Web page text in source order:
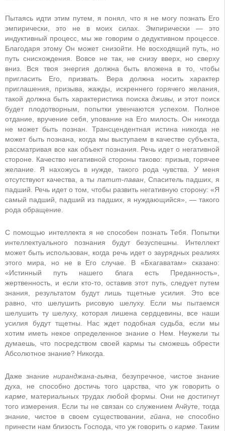
Пытаясь идти этим путем, я понял, что я не могу познать Его
эмпирически, это не в моих силах. Эмпирически — это
индуктивный процесс, мы же говорим о дедуктивном процессе.
Благодаря этому Он может снизойти. Не восходящий путь, но
путь снисхождения. Вовсе не так, не снизу вверх, но сверху
вниз. Вся твоя энергия должна быть вложена в то, чтобы
пригласить Его, призвать. Вера должна носить характер
приглашения, призыва, жажды, искреннего горячего желания,
такой должна быть характеристика поискадживы,
и этот поиск
будет плодотворным, попытки увенчаются успехом. Полное
отдание, вручение себя, упование на Его милость. Он никогда
не может быть познан. Трансцендентная истина никогда не
может быть познана, когда мы выступаем в качестве субъекта,
рассматривая все как объект познания. Речь идет о негативной
стороне. Качество негативной стороны таково: призыв, горячее
желание. Я нахожусь в нужде, такого рода чувства. У меня
отсутствуют качества, а ты патит-паван, Спаситель падших, я
падший. Речь идет о том, чтобы развить негативную сторону: «Я
самый падший, падший из падших, я нуждающийся», — такого
рода обращение.
С помощью интеллекта я не способен познать Тебя. Попытки
интеллектуального познания будут безуспешны. Интеллект
может быть использован, когда речь идет о заурядных реалиях
этого мира, но не в Его случае. В «Бхагаватам» сказано:
«Истинный путь нашего блага есть Преданность»,
жертвенность, и если кто-то, оставив этот путь, следует путем
знания, результатом будут лишь тщетные усилия. Это все
равно, что шелушить рисовую шелуху. Если мы пытаемся
шелушить ту шелуху, которая лишена сердцевины, все наши
усилия будут тщетны. Нас ждет подобная судьба, если мы
хотим иметь некое определенное знание о Нем. Неужели ты
думаешь, что посредством своей кармы ты сможешь обрести
Абсолютное знание? Никогда.
Даже знаниениранджана-гьяна , безупречное, чистое знание
духа, не способно достичь того царства, что уж говорить о
карме , материальных трудах любой формы. Они не достигнут
того измерения. Если ты не связан со служением Ачйуте, тогда
знание, чистое в своем существовании, гйана , не способно
принести нам близость Господа, что уж говорить о карме. Таким